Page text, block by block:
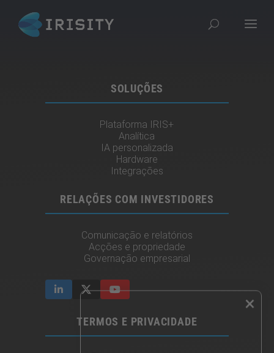
SOLUÇÕES
Plataforma IRIS+
Analítica
IA personalizada
Hardware
Integrações
RELAÇÕES COM INVESTIDORES
Comunicação e relatórios
Acções e propriedade
Governação empresarial
TERMOS E PRIVACIDADE
×